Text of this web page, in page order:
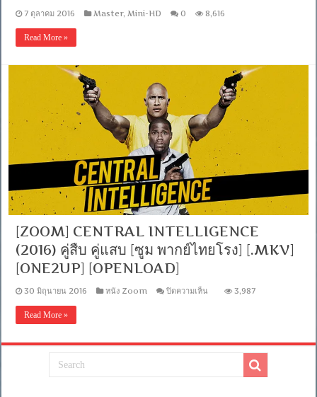
7 ตุลาคม 2016 Master, Mini-HD 0 8,616
Read More »
[ZOOM] CENTRAL INTELLIGENCE
(2016) คู่สืบ คู่แสบ [ซูม พากย์ไทยโรง] [.MKV]
[ONE2UP] [OPENLOAD]
30 มิถุนายน 2016 หนัง Zoom ปิดความเห็น
คู่
3,987
Read More »